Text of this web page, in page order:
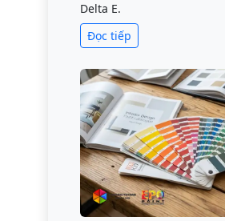
Delta E.
Đọc tiếp